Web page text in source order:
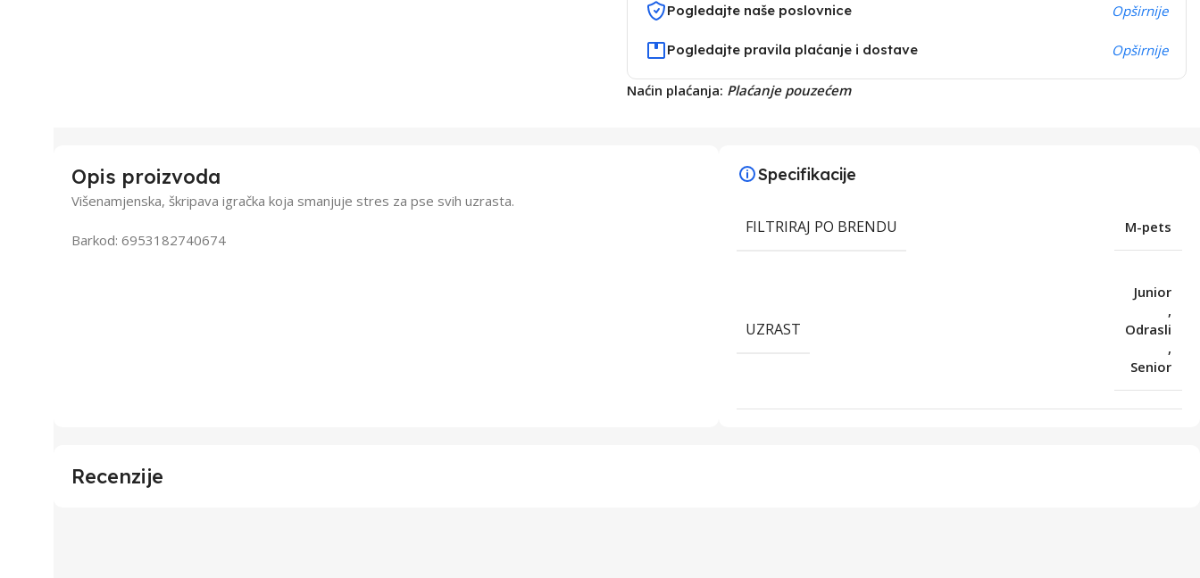
Pogledajte naše poslovnice Opširnije
Pogledajte pravila plaćanje i dostave Opširnije
Naćin plaćanja: Plaćanje pouzećem
Opis proizvoda
Višenamjenska, škripava igračka koja smanjuje stres za pse svih uzrasta.
Barkod: 6953182740674
Specifikacije
FILTRIRAJ PO BRENDU M-pets
UZRAST
Junior
,
Odrasli
,
Senior
Recenzije